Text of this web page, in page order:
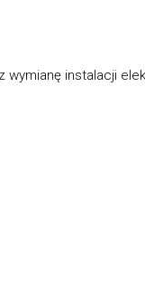
wymianę instalacji